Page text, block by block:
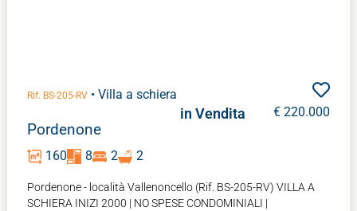
Rif. BS-205-RV • Villa a schiera
in Vendita
Pordenone
160 8 2 2
€ 220.000
Pordenone - località Vallenoncello (Rif. BS-205-RV) VILLA A
SCHIERA INIZI 2000 | NO SPESE CONDOMINIALI |